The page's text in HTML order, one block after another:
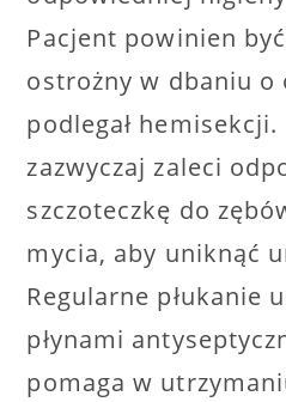
Pacjent powinien
ostrożny w dbaniu o
podlegał
zazwyczaj zaleci
szczoteczkę do
mycia, aby uniknąć
Regularne płukanie
płynami
pomaga w